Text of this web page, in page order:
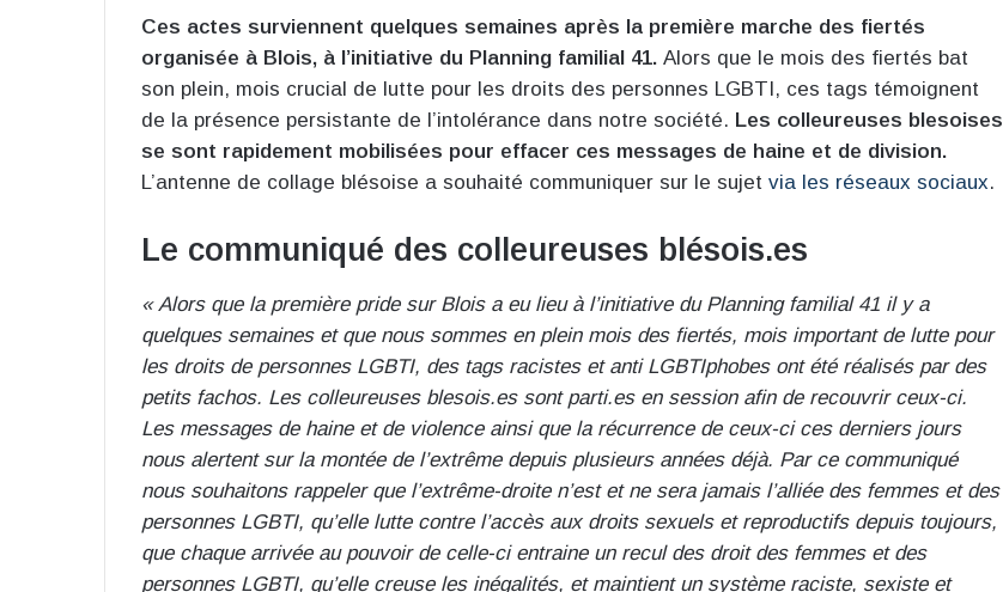
Ces actes surviennent quelques semaines après la première marche des fiertés
organisée à Blois, à l’initiative du Planning familial 41. Alors que le mois des fiertés bat
son plein, mois crucial de lutte pour les droits des personnes LGBTI, ces tags témoignent
de la présence persistante de l’intolérance dans notre société. Les colleureuses blesoises
se sont rapidement mobilisées pour effacer ces messages de haine et de division.
L’antenne de collage blésoise a souhaité communiquer sur le sujet via les réseaux sociaux.
Le communiqué des colleureuses blésois.es
« Alors que la première pride sur Blois a eu lieu à l’initiative du Planning familial 41 il y a
quelques semaines et que nous sommes en plein mois des fiertés, mois important de lutte pour
les droits de personnes LGBTI, des tags racistes et anti LGBTIphobes ont été réalisés par des
petits fachos. Les colleureuses blesois.es sont parti.es en session afin de recouvrir ceux-ci.
Les messages de haine et de violence ainsi que la récurrence de ceux-ci ces derniers jours
nous alertent sur la montée de l’extrême depuis plusieurs années déjà. Par ce communiqué
nous souhaitons rappeler que l’extrême-droite n’est et ne sera jamais l’alliée des femmes et des
personnes LGBTI, qu’elle lutte contre l’accès aux droits sexuels et reproductifs depuis toujours,
que chaque arrivée au pouvoir de celle-ci entraine un recul des droit des femmes et des
personnes LGBTI, qu’elle creuse les inégalités, et maintient un système raciste, sexiste et